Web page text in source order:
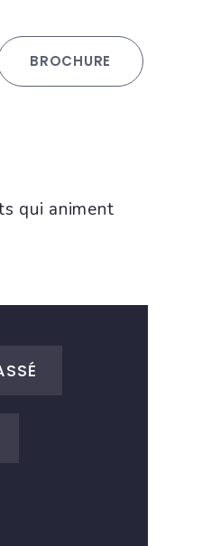
BROCHURE
qui animent